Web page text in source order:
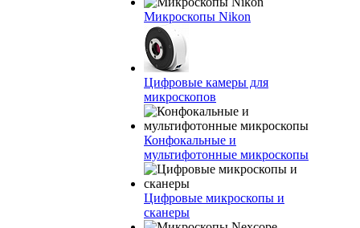
Микроскопы Nikon
Цифровые камеры для
микроскопов
Конфокальные и
мультифотонные микроскопы
Цифровые микроскопы и
сканеры